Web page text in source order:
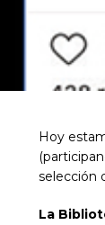
Hoy
selección
La